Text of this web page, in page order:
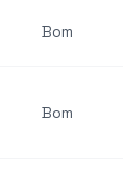
Bom
Bom